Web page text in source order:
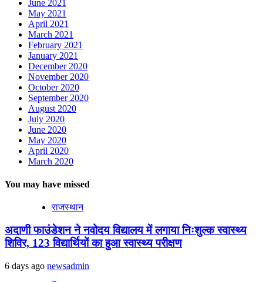
June 2021
May 2021
April 2021
March 2021
February 2021
January 2021
December 2020
November 2020
October 2020
September 2020
August 2020
July 2020
June 2020
May 2020
April 2020
March 2020
You may have missed
राजस्थान
अदाणी फाउंडेशन ने नवोदय विद्यालय में लगाया निःशुल्क स्वास्थ्य
शिविर, 123 विद्यार्थियों का हुआ स्वास्थ्य परीक्षण
6 days ago newsadmin